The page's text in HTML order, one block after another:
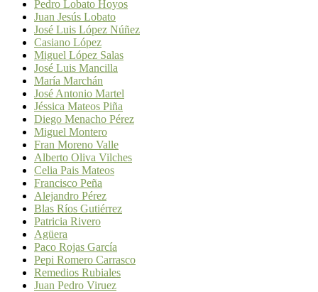
Pedro Lobato Hoyos
Juan Jesús Lobato
José Luis López Núñez
Casiano López
Miguel López Salas
José Luis Mancilla
María Marchán
José Antonio Martel
Jéssica Mateos Piña
Diego Menacho Pérez
Miguel Montero
Fran Moreno Valle
Alberto Oliva Vilches
Celia Pais Mateos
Francisco Peña
Alejandro Pérez
Blas Ríos Gutiérrez
Patricia Rivero
Agüera
Paco Rojas García
Pepi Romero Carrasco
Remedios Rubiales
Juan Pedro Viruez